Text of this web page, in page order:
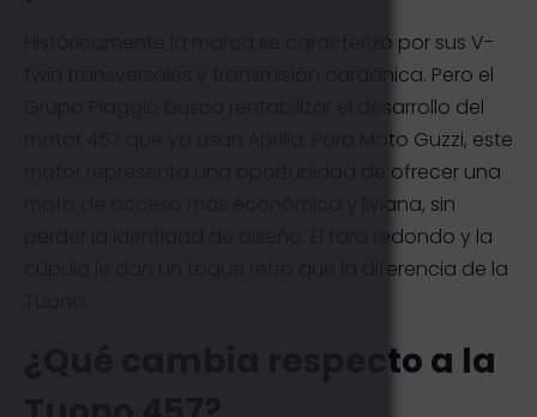
Históricamente la marca se caracterizó por sus V-
twin transversales y transmisión cardánica. Pero el
Grupo Piaggio busca rentabilizar el desarrollo del
motor 457 que ya usan Aprilia. Para Moto Guzzi, este
motor representa una oportunidad de ofrecer una
moto de acceso más económica y liviana, sin
perder la identidad de diseño. El faro redondo y la
cúpula le dan un toque retro que la diferencia de la
¿Qué cambia respecto a la